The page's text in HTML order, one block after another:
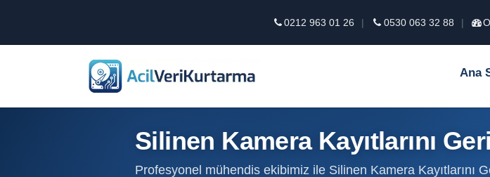
0212 963 01 26 | 0530 063 32 88 |
Ana
Silinen Kamera Kayıtlarını
Profesyonel mühendis ekibimiz ile Silinen Kamera Kayıtlarını